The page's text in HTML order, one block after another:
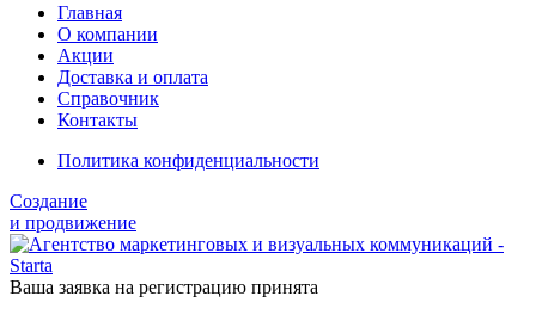
Главная
О компании
Акции
Доставка и оплата
Справочник
Контакты
Политика конфиденциальности
Создание
и продвижение
Ваша заявка на регистрацию принята